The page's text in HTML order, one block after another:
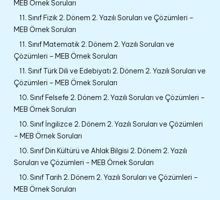
MEB Örnek Soruları
11. Sınıf Fizik 2. Dönem 2. Yazılı Soruları ve Çözümleri –
MEB Örnek Soruları
11. Sınıf Matematik 2. Dönem 2. Yazılı Soruları ve
Çözümleri – MEB Örnek Soruları
11. Sınıf Türk Dili ve Edebiyatı 2. Dönem 2. Yazılı Soruları ve
Çözümleri – MEB Örnek Soruları
10. Sınıf Felsefe 2. Dönem 2. Yazılı Soruları ve Çözümleri –
MEB Örnek Soruları
10. Sınıf İngilizce 2. Dönem 2. Yazılı Soruları ve Çözümleri
– MEB Örnek Soruları
10. Sınıf Din Kültürü ve Ahlak Bilgisi 2. Dönem 2. Yazılı
Soruları ve Çözümleri – MEB Örnek Soruları
10. Sınıf Tarih 2. Dönem 2. Yazılı Soruları ve Çözümleri –
MEB Örnek Soruları